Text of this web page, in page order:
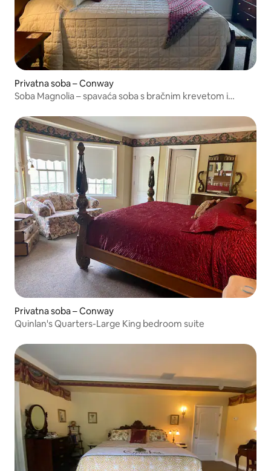
Privatna soba – Conway
Soba Magnolia – spavaća soba s bračnim krevetom i
Privatna soba – Conway
Quinlan's Quarters-Large King bedroom suite